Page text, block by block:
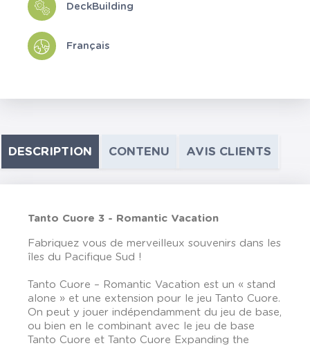
DeckBuilding
Français
DESCRIPTION CONTENU AVIS CLIENTS
Tanto Cuore 3 - Romantic Vacation
Fabriquez vous de merveilleux souvenirs dans les
îles du Pacifique Sud !
Tanto Cuore – Romantic Vacation est un « stand
alone » et une extension pour le jeu Tanto Cuore.
On peut y jouer indépendamment du jeu de base,
ou bien en le combinant avec le jeu de base
Tanto Cuore et Tanto Cuore Expanding the